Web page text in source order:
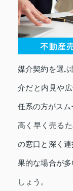
媒介契約を選
介だと内見や
任系の方がスム
高く早く売る
の窓口と深く
果的な場合が
しょう。